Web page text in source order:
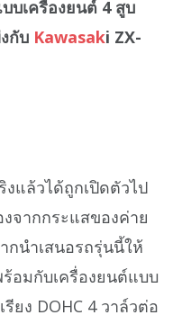
บเครื่องยนต์ 4 สูบ
กับ Kawasaki ZX-
แล้วได้ถูกเปิดตัวไป
จากกระแสของค่าย
กนำเสนอรถรุ่นนี้ให้
อมกับเครื่องยนต์แบบ
ยง DOHC 4 วาล์วต่อ